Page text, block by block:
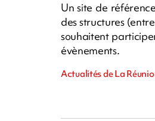
Un site de
des structures
souhaitent
évènements.
Actualités de La